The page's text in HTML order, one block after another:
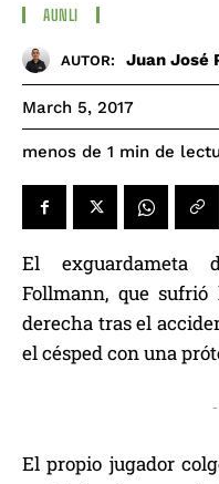
AUNLI
AUTOR: Juan José
March 5, 2017
menos de 1 min de
El exguardameta
Follmann, que
derecha tras el
el césped con una
-
El propio jugador